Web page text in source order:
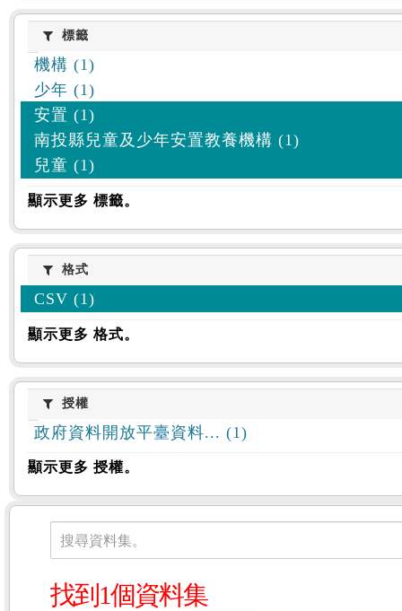
標籤標籤
機構 (1)
少年 (1)
安置 (1)
南投縣兒童及少年安置教養機構 (1)
兒童 (1)
顯示更多 標籤。
格式格式
CSV (1)
顯示更多 格式。
授權授權
政府資料開放平臺資料... (1)
顯示更多 授權。
資料集
搜尋資料集。
找到1個資料集